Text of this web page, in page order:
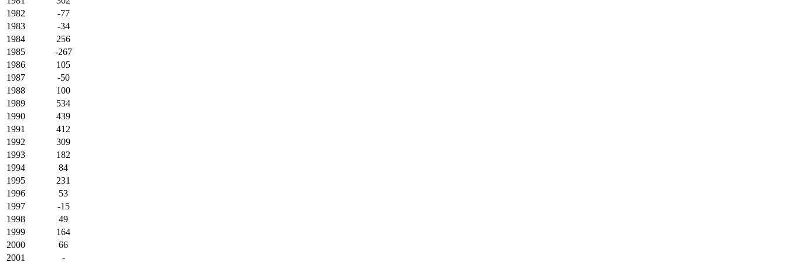
1982
-77
1983
-34
1984
256
1985
-267
1986
105
1987
-50
1988
100
1989
534
1990
439
1991
412
1992
309
1993
182
1994
84
1995
231
1996
53
1997
-15
1998
49
1999
164
2000
66
2001
-